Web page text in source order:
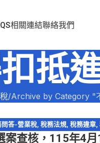
相關連結聯絡我們
抵
Archive by Category "
問答-營業稅,稅務法規,稅務違章,
課稅,跨境電商, 零稅率申報
案查核，115年4